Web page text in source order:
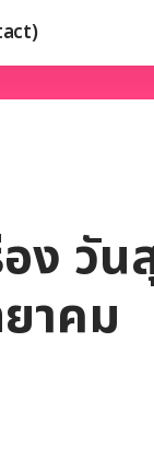
ง วั
าคม